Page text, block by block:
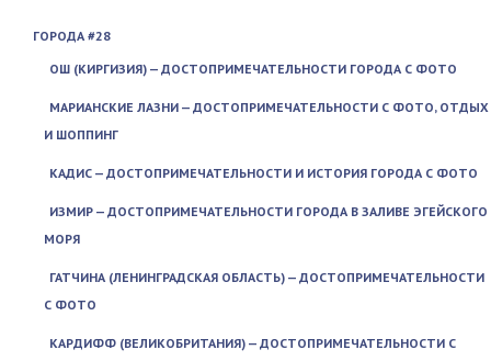
ГОРОДА #28
ОШ (КИРГИЗИЯ) — ДОСТОПРИМЕЧАТЕЛЬНОСТИ ГОРОДА С ФОТО
МАРИАНСКИЕ ЛАЗНИ — ДОСТОПРИМЕЧАТЕЛЬНОСТИ С ФОТО, ОТДЫХ
И ШОППИНГ
КАДИС — ДОСТОПРИМЕЧАТЕЛЬНОСТИ И ИСТОРИЯ ГОРОДА С ФОТО
ИЗМИР — ДОСТОПРИМЕЧАТЕЛЬНОСТИ ГОРОДА В ЗАЛИВЕ ЭГЕЙСКОГО
МОРЯ
ГАТЧИНА (ЛЕНИНГРАДСКАЯ ОБЛАСТЬ) — ДОСТОПРИМЕЧАТЕЛЬНОСТИ
С ФОТО
КАРДИФФ (ВЕЛИКОБРИТАНИЯ) — ДОСТОПРИМЕЧАТЕЛЬНОСТИ С